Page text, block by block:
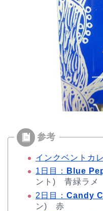
インクベントカ
1日目：
Blue
ント) 青緑ラメ
2日目： Candy
ン) 赤